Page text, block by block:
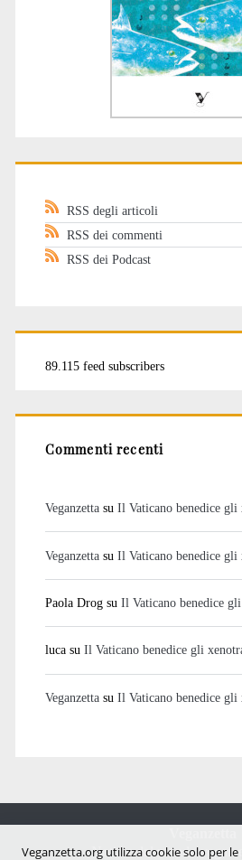
RSS degli articoli
RSS dei commenti
RSS dei Podcast
89.115 feed subscribers
Commenti recenti
Veganzettasu Il Vaticano benedice gli
Veganzettasu Il Vaticano benedice gli
Paola Drogsu Il Vaticano benedice
lucasu Il Vaticano benedice gli
Veganzettasu Il Vaticano benedice gli
Notizie dal mondo vegan
Veganzetta.org utilizza cookie solo per